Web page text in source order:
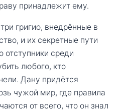
принадлежит ему.
григио, внедрённые в
и их секретные пути
отступники среди
любого, кто
Дану придётся
чужой мир, где правила
от всего, что он знал